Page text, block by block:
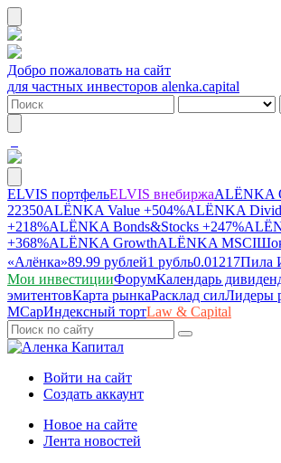
Добро пожаловать на сайт
для частных инвесторов alenka.capital
ELVIS портфельELVIS внебиржа
22350ALЁNKA Value +504%ALЁNKA
+218%ALЁNKA Bonds&Stocks +247%
+368%ALЁNKA GrowthALЁNKA MSCI
«Алёнка»89.99 рублей1 рубль0.01217Пила
Мои инвестицииФорумКалендарь
эмитентовКарта рынкаРасклад силЛидеры
MCapИндексный тортLaw & Capital
Войти на сайт
Создать аккаунт
Новое на сайте
Лента новостей